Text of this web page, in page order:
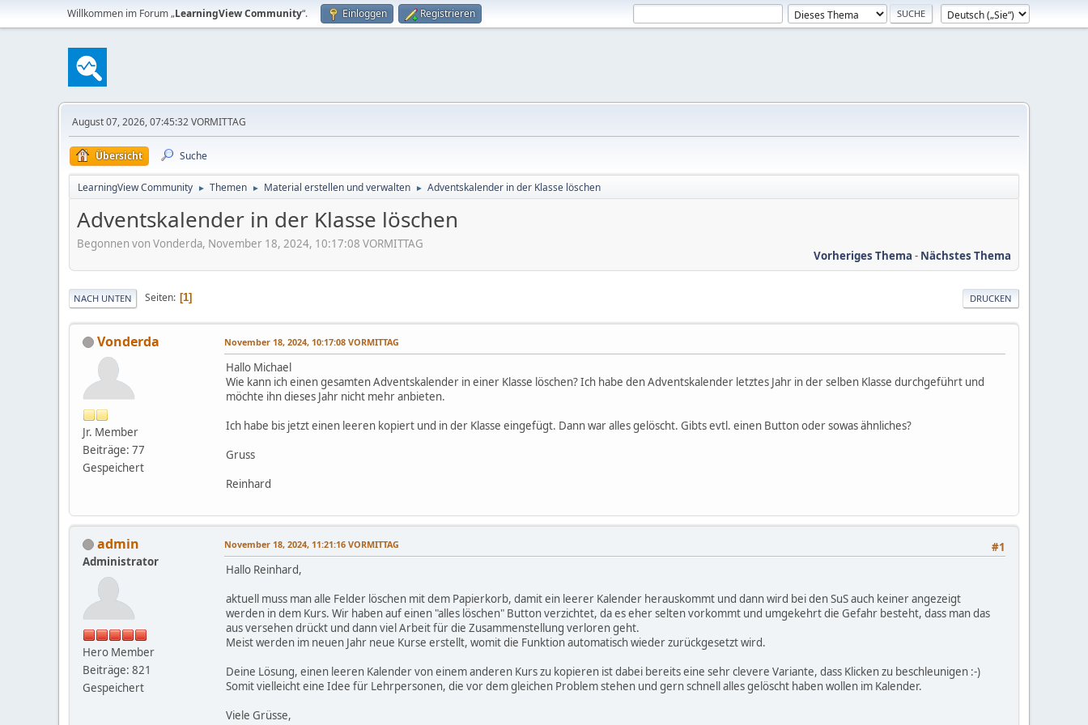
Willkommen im Forum „LearningView Community“. Einloggen Registrieren
August 07, 2026, 07:45:32 VORMITTAG
Übersicht Suche
LearningView Community ► Themen ► Material erstellen und verwalten ► Adventskalender in der Klasse löschen
Adventskalender in der Klasse löschen
Begonnen von Vonderda, November 18, 2024, 10:17:08 VORMITTAG
Vorheriges Thema - Nächstes Thema
DRUCKEN
NACH UNTEN Seiten 1
Vonderda
Jr. Member
Beiträge: 77
Gespeichert
November 18, 2024, 10:17:08 VORMITTAG
Hallo Michael
Wie kann ich einen gesamten Adventskalender in einer Klasse löschen? Ich habe den Adventskalender letztes Jahr in der selben Klasse durchgeführt und
möchte ihn dieses Jahr nicht mehr anbieten.
Ich habe bis jetzt einen leeren kopiert und in der Klasse eingefügt. Dann war alles gelöscht. Gibts evtl. einen Button oder sowas ähnliches?
Gruss
Reinhard
admin
Administrator
Hero Member
Beiträge: 821
Gespeichert
#1
November 18, 2024, 11:21:16 VORMITTAG
Hallo Reinhard,
aktuell muss man alle Felder löschen mit dem Papierkorb, damit ein leerer Kalender herauskommt und dann wird bei den SuS auch keiner angezeigt
werden in dem Kurs. Wir haben auf einen "alles löschen" Button verzichtet, da es eher selten vorkommt und umgekehrt die Gefahr besteht, dass man das
aus versehen drückt und dann viel Arbeit für die Zusammenstellung verloren geht.
Meist werden im neuen Jahr neue Kurse erstellt, womit die Funktion automatisch wieder zurückgesetzt wird.
Deine Lösung, einen leeren Kalender von einem anderen Kurs zu kopieren ist dabei bereits eine sehr clevere Variante, dass Klicken zu beschleunigen :-)
Somit vielleicht eine Idee für Lehrpersonen, die vor dem gleichen Problem stehen und gern schnell alles gelöscht haben wollen im Kalender.
Viele Grüsse,